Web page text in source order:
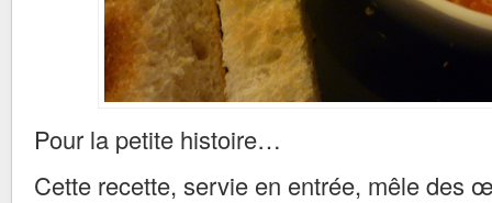
Pour la petite histoire…
Cette recette, servie en entrée, mêle des